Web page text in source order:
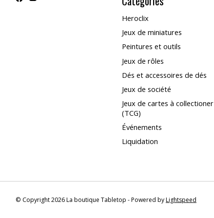
Heroclix
Jeux de miniatures
Peintures et outils
Jeux de rôles
Dés et accessoires de dés
Jeux de société
Jeux de cartes à collectioner
(TCG)
Événements
Liquidation
© Copyright 2026 La boutique Tabletop - Powered byLightspeed